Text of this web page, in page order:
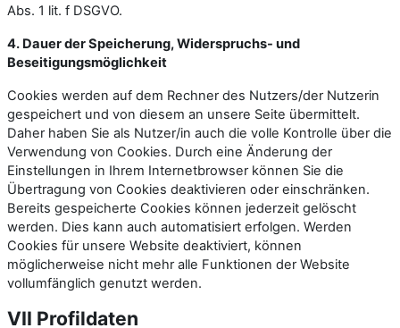
Abs. 1 lit. f DSGVO.
4. Dauer der Speicherung, Widerspruchs- und
Beseitigungsmöglichkeit
Cookies werden auf dem Rechner des Nutzers/der Nutzerin
gespeichert und von diesem an unsere Seite übermittelt.
Daher haben Sie als Nutzer/in auch die volle Kontrolle über die
Verwendung von Cookies. Durch eine Änderung der
Einstellungen in Ihrem Internetbrowser können Sie die
Übertragung von Cookies deaktivieren oder einschränken.
Bereits gespeicherte Cookies können jederzeit gelöscht
werden. Dies kann auch automatisiert erfolgen. Werden
Cookies für unsere Website deaktiviert, können
möglicherweise nicht mehr alle Funktionen der Website
vollumfänglich genutzt werden.
VII Profildaten